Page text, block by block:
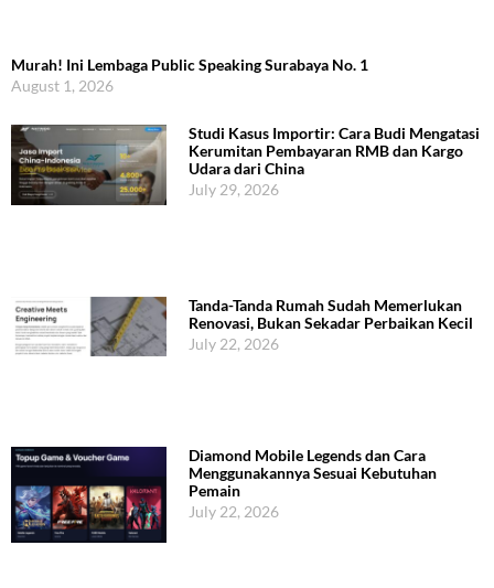
Murah! Ini Lembaga Public Speaking Surabaya No. 1
August 1, 2026
Studi Kasus Importir: Cara Budi Mengatasi
Kerumitan Pembayaran RMB dan Kargo
Udara dari China
July 29, 2026
Tanda-Tanda Rumah Sudah Memerlukan
Renovasi, Bukan Sekadar Perbaikan Kecil
July 22, 2026
Diamond Mobile Legends dan Cara
Menggunakannya Sesuai Kebutuhan
Pemain
July 22, 2026